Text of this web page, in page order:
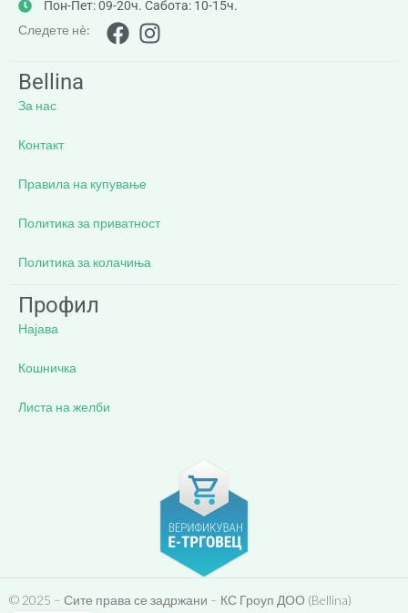
Пон-Пет: 09-20ч. Сабота: 10-15ч.
Следете нè:
Bellina
За нас
Контакт
Правила на купување
Политика за приватност
Политика за колачиња
Профил
Најава
Кошничка
Листа на желби
© 2025 – Сите права се задржани – КС Гроуп ДОО (Bellina)